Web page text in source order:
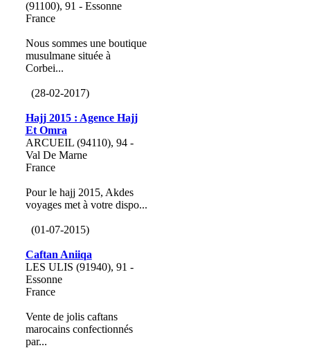
(91100), 91 - Essonne
France
Nous sommes une boutique
musulmane située à
Corbei...
(28-02-2017)
Hajj 2015 : Agence Hajj
Et Omra
ARCUEIL (94110), 94 -
Val De Marne
France
Pour le hajj 2015, Akdes
voyages met à votre dispo...
(01-07-2015)
Caftan Aniiqa
LES ULIS (91940), 91 -
Essonne
France
Vente de jolis caftans
marocains confectionnés
par...